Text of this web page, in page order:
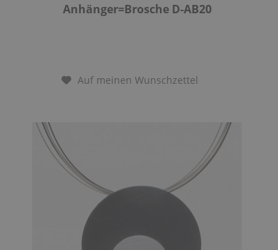
Anhänger=Brosche D-AB20
Auf meinen Wunschzettel